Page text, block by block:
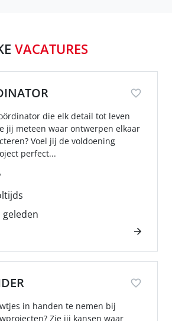
VACATURES
die elk detail tot leven
jij meteen waar ontwerpen elkaar
Voel jij de voldoening
perfect...
in handen te nemen bij
Zie jij kansen waar